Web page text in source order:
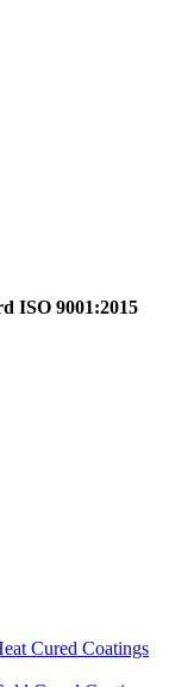
ISO 9001:2015
Cured Coatings